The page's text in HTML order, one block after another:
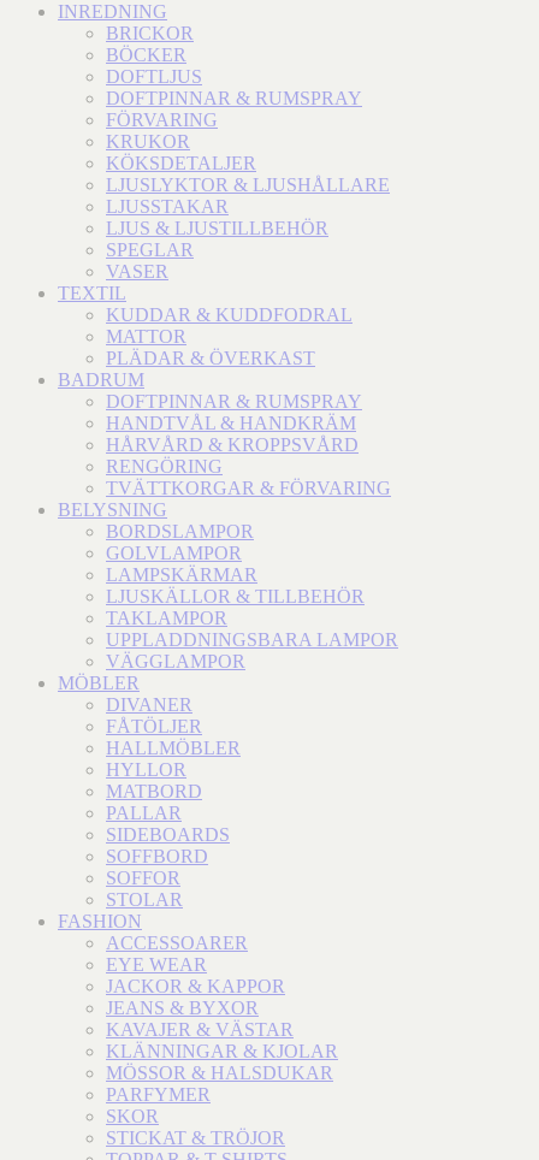
INREDNING
BRICKOR
BÖCKER
DOFTLJUS
DOFTPINNAR & RUMSPRAY
FÖRVARING
KRUKOR
KÖKSDETALJER
LJUSLYKTOR & LJUSHÅLLARE
LJUSSTAKAR
LJUS & LJUSTILLBEHÖR
SPEGLAR
VASER
TEXTIL
KUDDAR & KUDDFODRAL
MATTOR
PLÄDAR & ÖVERKAST
BADRUM
DOFTPINNAR & RUMSPRAY
HANDTVÅL & HANDKRÄM
HÅRVÅRD & KROPPSVÅRD
RENGÖRING
TVÄTTKORGAR & FÖRVARING
BELYSNING
BORDSLAMPOR
GOLVLAMPOR
LAMPSKÄRMAR
LJUSKÄLLOR & TILLBEHÖR
TAKLAMPOR
UPPLADDNINGSBARA LAMPOR
VÄGGLAMPOR
MÖBLER
DIVANER
FÅTÖLJER
HALLMÖBLER
HYLLOR
MATBORD
PALLAR
SIDEBOARDS
SOFFBORD
SOFFOR
STOLAR
FASHION
ACCESSOARER
EYE WEAR
JACKOR & KAPPOR
JEANS & BYXOR
KAVAJER & VÄSTAR
KLÄNNINGAR & KJOLAR
MÖSSOR & HALSDUKAR
PARFYMER
SKOR
STICKAT & TRÖJOR